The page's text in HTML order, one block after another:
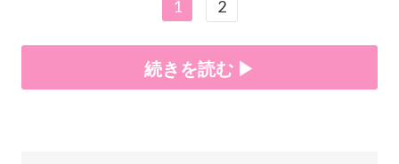
1 2
続きを読む ▶